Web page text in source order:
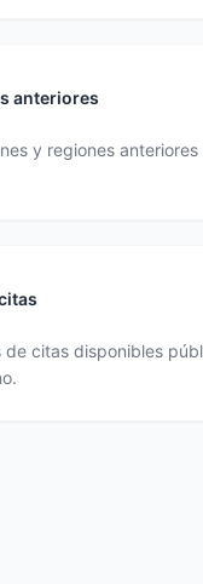
anteriores
y regiones
de citas disponibles